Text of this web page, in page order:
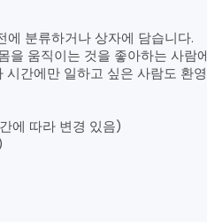
에 분류하거나 상자에 담습니다.
을 움직이는 것을 좋아하는 사람
시간에만 일하고 싶은 사람도 환
에 따라 변경 있음)